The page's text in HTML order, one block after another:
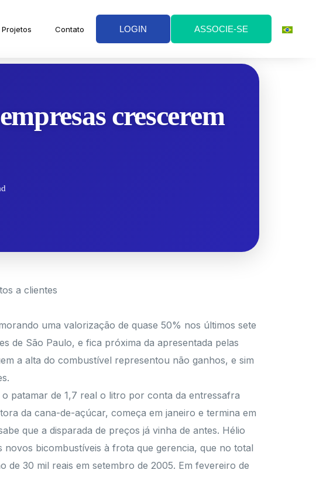
Projetos Contato LOGIN ASSOCIE-SE
crescerem
a clientes
uma valorização de quase 50% nos últimos sete
de São Paulo, e fica próxima da apresentada pelas
a alta do combustível representou não ganhos, e sim
patamar de 1,7 real o litro por conta da entressafra
da cana-de-açúcar, começa em janeiro e termina em
que a disparada de preços já vinha de antes. Hélio
bicombustíveis à frota que gerencia, que no total
30 mil reais em setembro de 2005. Em fevereiro de